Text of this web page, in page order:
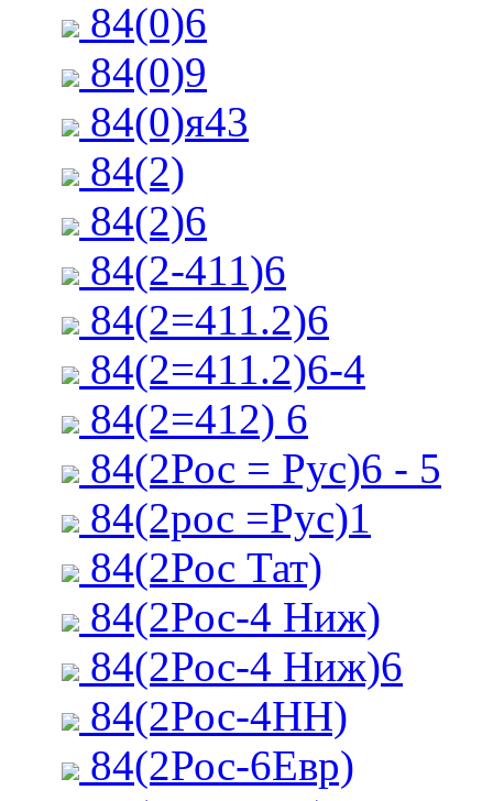
84(0)6
84(0)9
84(0)я43
84(2)
84(2)6
84(2-411)6
84(2=411.2)6
84(2=411.2)6-4
84(2=412) 6
84(2Рос = Рус)6 - 5
84(2рос =Рус)1
84(2Рос Тат)
84(2Рос-4 Ниж)
84(2Рос-4 Ниж)6
84(2Рос-4НН)
84(2Рос-6Евр)